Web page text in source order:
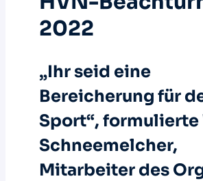
2022
„Ihr seid eine
Bereicherung für
Sport“, formulierte
Schneemelcher,
Mitarbeiter des